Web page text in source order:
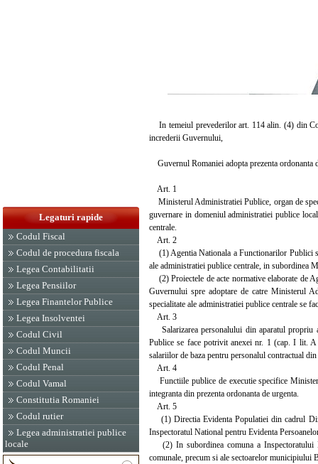
Legaturi rapide
Codul Fiscal
Codul de procedura fiscala
Legea Contabilitatii
Legea Pensiilor
Legea Finantelor Publice
Legea Insolventei
Codul Civil
Codul Muncii
Codul Penal
Codul Vamal
Constitutia Romaniei
Codul rutier
Legea administratiei publice
locale
In temeiul prevederilor art. 114 alin. (4) din
increderii Guvernului,
Guvernul Romaniei adopta prezenta ordonanta
Art. 1
Ministerul Administratiei Publice, organ de
guvernare in domeniul administratiei publice
centrale.
Art. 2
(1) Agentia Nationala a Functionarilor Publici
ale administratiei publice centrale, in subordinea
(2) Proiectele de acte normative elaborate de
Guvernului spre adoptare de catre Ministerul
specialitate ale administratiei publice centrale se
Art. 3
Salarizarea personalului din aparatul propriu
Publice se face potrivit anexei nr. 1 (cap. I lit.
salariilor de baza pentru personalul contractual
Art. 4
Functiile publice de executie specifice
integranta din prezenta ordonanta de urgenta.
Art. 5
(1) Directia Evidenta Populatiei din cadrul
Inspectoratul National pentru Evidenta
(2) In subordinea comuna a Inspectoratului
comunale, precum si ale sectoarelor municipiului